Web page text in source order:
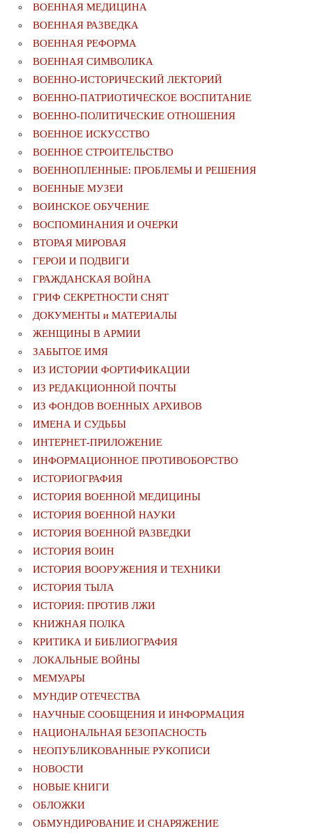
ВОЕННАЯ МЕДИЦИНА
ВОЕННАЯ РАЗВЕДКА
ВОЕННАЯ РЕФОРМА
ВОЕННАЯ СИМВОЛИКА
ВОЕННО-ИСТОРИЧЕСКИЙ ЛЕКТОРИЙ
ВОЕННО-ПАТРИОТИЧЕСКОЕ ВОСПИТАНИЕ
ВОЕННО-ПОЛИТИЧЕСКИE ОТНОШЕНИЯ
ВОЕННОЕ ИСКУССТВО
ВОЕННОЕ СТРОИТЕЛЬСТВО
ВОЕННОПЛЕННЫЕ: ПРОБЛЕМЫ И РЕШЕНИЯ
ВОЕННЫЕ МУЗЕИ
ВОИНСКОЕ ОБУЧЕНИЕ
ВОСПОМИНАНИЯ И ОЧЕРКИ
ВТОРАЯ МИРОВАЯ
ГЕРОИ И ПОДВИГИ
ГРАЖДАНСКАЯ ВОЙНА
ГРИФ СЕКРЕТНОСТИ СНЯТ
ДОКУМЕНТЫ и МАТЕРИАЛЫ
ЖЕНЩИНЫ В АРМИИ
ЗАБЫТОЕ ИМЯ
ИЗ ИСТОРИИ ФОРТИФИКАЦИИ
ИЗ РЕДАКЦИОННОЙ ПОЧТЫ
ИЗ ФОНДОВ ВОЕННЫХ АРХИВОВ
ИМЕНА И СУДЬБЫ
ИНТЕРНЕТ-ПРИЛОЖЕНИЕ
ИНФОРМАЦИОННОЕ ПРОТИВОБОРСТВО
ИСТОРИОГРАФИЯ
ИСТОРИЯ ВОЕННОЙ МЕДИЦИНЫ
ИСТОРИЯ ВОЕННОЙ НАУКИ
ИСТОРИЯ ВОЕННОЙ РАЗВЕДКИ
ИСТОРИЯ ВОИН
ИСТОРИЯ ВООРУЖЕНИЯ И ТЕХНИКИ
ИСТОРИЯ ТЫЛА
ИСТОРИЯ: ПРОТИВ ЛЖИ
КНИЖНАЯ ПОЛКА
КРИТИКА И БИБЛИОГРАФИЯ
ЛОКАЛЬНЫЕ ВОЙНЫ
МЕМУАРЫ
МУНДИР ОТЕЧЕСТВА
НАУЧНЫЕ СООБЩЕНИЯ И ИНФОРМАЦИЯ
НАЦИОНАЛЬНАЯ БЕЗОПАСНОСТЬ
НЕОПУБЛИКОВАННЫЕ РУКОПИСИ
НОВОСТИ
НОВЫЕ КНИГИ
ОБЛОЖКИ
ОБМУНДИРОВАНИЕ И СНАРЯЖЕНИЕ